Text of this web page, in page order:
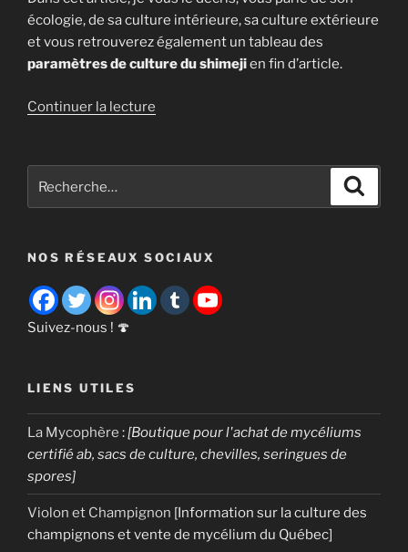
écologie, de sa culture intérieure, sa culture extérieure
et vous retrouverez également un tableau des
paramètres de culturedu shimejien fin d’article.
Continuer la lecture
du
NOS RÉSEAUX SOCIAUX
Suivez-nous ! 🍄
LIENS UTILES
La Mycophère :[Boutique pour l'achat de mycéliums
certifié ab, sacs de culture, chevilles, seringues de
spores]
Violon et Champignon [Information sur la culture des
champignons et vente de mycélium du Québec]